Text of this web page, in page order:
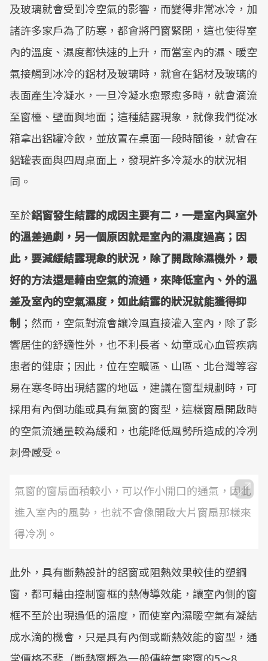
及玻璃就會受到冷空氣的影響，而變得非常冰冷，加
諸許多家戶為了防寒，都會將門窗緊閉，這也使得室
內的溫度、濕度都快速的上升，而當室內的濕、暖空
氣接觸到冰冷的鋁材及玻璃時，就會在鋁材及玻璃的
表面產生冷凝水，一旦冷凝水愈聚愈多時，就會滴流
至窗檯、壁面與地面；這種結露現象，就像我們從冰
箱拿出鋁罐冷飲，並放置在桌面一段時間後，就會在
鋁罐表面與四周桌面上，發現許多冷凝水的狀況相
同。
至於鋁窗發生結露的成因主要有二，一是室內與室外
的溫差過劇，另一個原因就是室內的濕度過高；因
此，要減緩結露現象的狀況，除了開啟除濕機外，最
好的方法還是藉由空氣的流通，來降低室內、外的溫
差及室內的空氣濕度，如此結露的狀況就能獲得抑
制 ；然而，空氣對流會讓冷風直接灌入室內，除了影
響居住的舒適性外，也不利長者、幼童或心血管疾病
患者的健康；因此，位在空曠區、山區、北台灣等容
易在寒冬時出現結露的地區，建議在窗型規劃時，可
採用有內倒功能或具有氣窗的窗型，這樣窗扇開啟時
的空氣流通量較為緩和，也能降低風勢所造成的冷冽
刺骨感受。
氣窗的窗扇面積較小，可以作小開口的通氣，因此
進入室內的風勢，也就不會像開啟大片窗扇那樣來
得冷冽。
此外，具有斷熱設計的鋁窗或阻熱效果較佳的塑鋼
窗，都可藉由控制窗框的熱傳導效能，讓室內側的窗
框不至於出現過低的溫度，而使室內濕暖空氣有凝結
成水滴的機會，只是具有內倒或斷熱效能的窗型，通